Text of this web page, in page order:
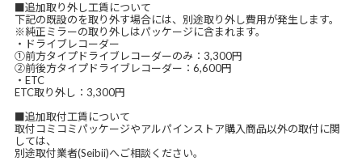
■追加取り外し工賃について
下記の既設のを取り外す場合には、別途取り外し費用が発生します。
※純正ミラーの取り外しはパッケージに含まれます。
・ドライブレコーダー
①前方タイプドライブレコーダーのみ：3,300円
②前後方タイプドライブレコーダー：6,600円
・ETC
ETC取り外し：3,300円
■追加取付工賃について
取付コミコミパッケージやアルパインストア購入商品以外の取付に関
しては、
別途取付業者(Seibii)へご相談ください。